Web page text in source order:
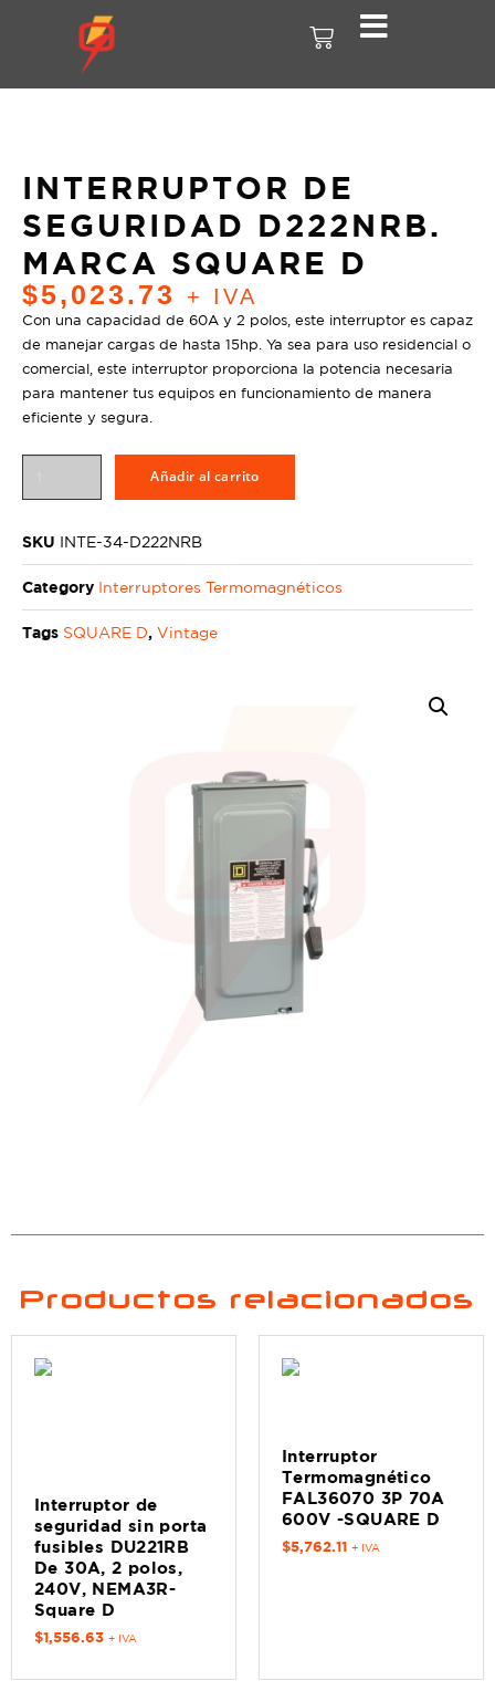
INTERRUPTOR DE
SEGURIDAD D222NRB.
MARCA SQUARE D
$5,023.73 + IVA
Con una capacidad de 60A y 2 polos, este interruptor es capaz
de manejar cargas de hasta 15hp. Ya sea para uso residencial o
comercial, este interruptor proporciona la potencia necesaria
para mantener tus equipos en funcionamiento de manera
eficiente y segura.
Añadir al carrito
SKU INTE-34-D222NRB
Category Interruptores Termomagnéticos
Tags SQUARE D, Vintage
Productos relacionados
Interruptor de
seguridad sin porta
fusibles DU221RB
De 30A, 2 polos,
240V, NEMA3R-
Square D
$1,556.63 + IVA
Interruptor
Termomagnético
FAL36070 3P 70A
600V -SQUARE D
$5,762.11 + IVA